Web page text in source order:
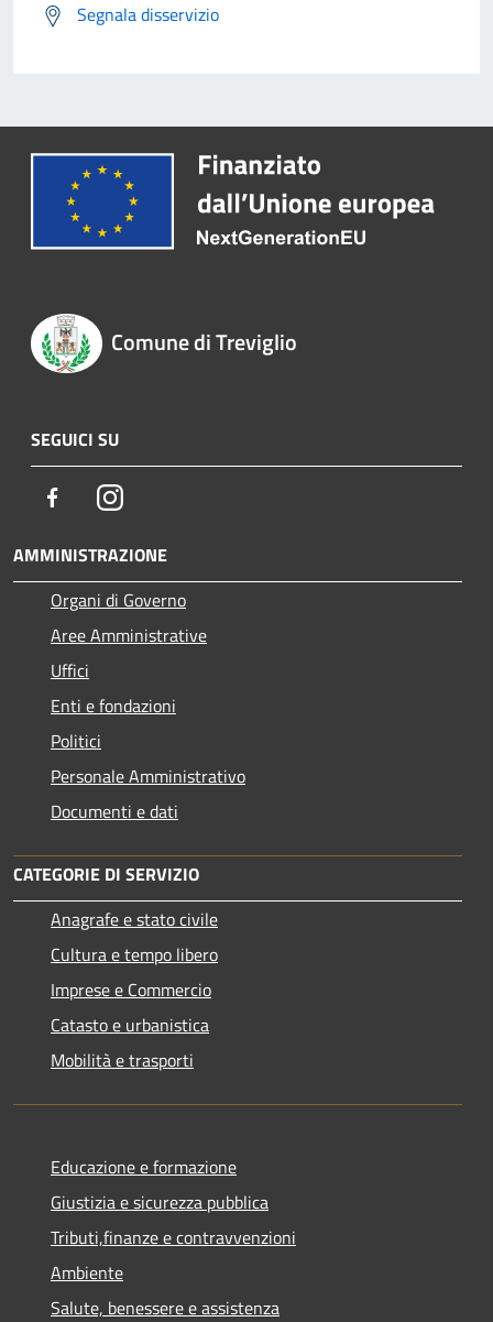
Segnala disservizio
Comune di Treviglio
SEGUICI SU
FacebookInstagram
AMMINISTRAZIONE
Organi di Governo
Aree Amministrative
Uffici
Enti e fondazioni
Politici
Personale Amministrativo
Documenti e dati
CATEGORIE DI SERVIZIO
Anagrafe e stato civile
Cultura e tempo libero
Imprese e Commercio
Catasto e urbanistica
Mobilità e trasporti
Educazione e formazione
Giustizia e sicurezza pubblica
Tributi,finanze e contravvenzioni
Ambiente
Salute, benessere e assistenza